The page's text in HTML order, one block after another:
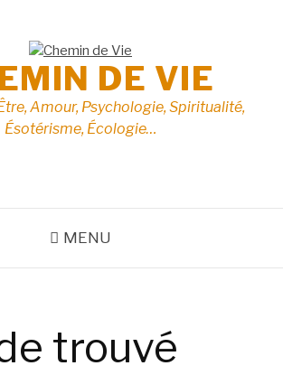
DE VIE
Amour, Psychologie, Spiritualité,
Ésotérisme, Écologie…
MENU
trouvé